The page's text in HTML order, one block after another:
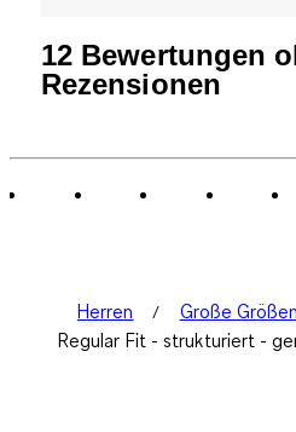
12 Bewertungen
Rezensionen
Herren Große Größen
Regular Fit - strukturiert -